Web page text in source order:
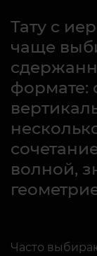
Тату с
чаще
формате:
волной,
Часто